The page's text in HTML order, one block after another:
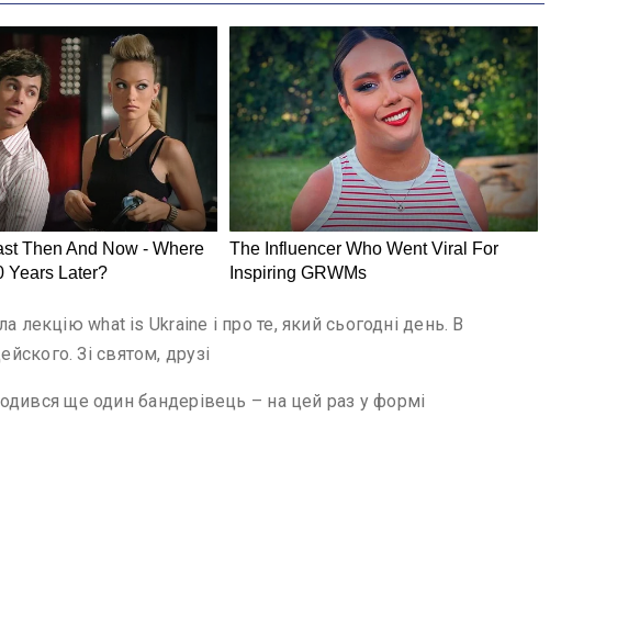
what is Ukraine і про те, який сьогодні день. В
Зі святом, друзі
ще один бандерівець – на цей раз у формі